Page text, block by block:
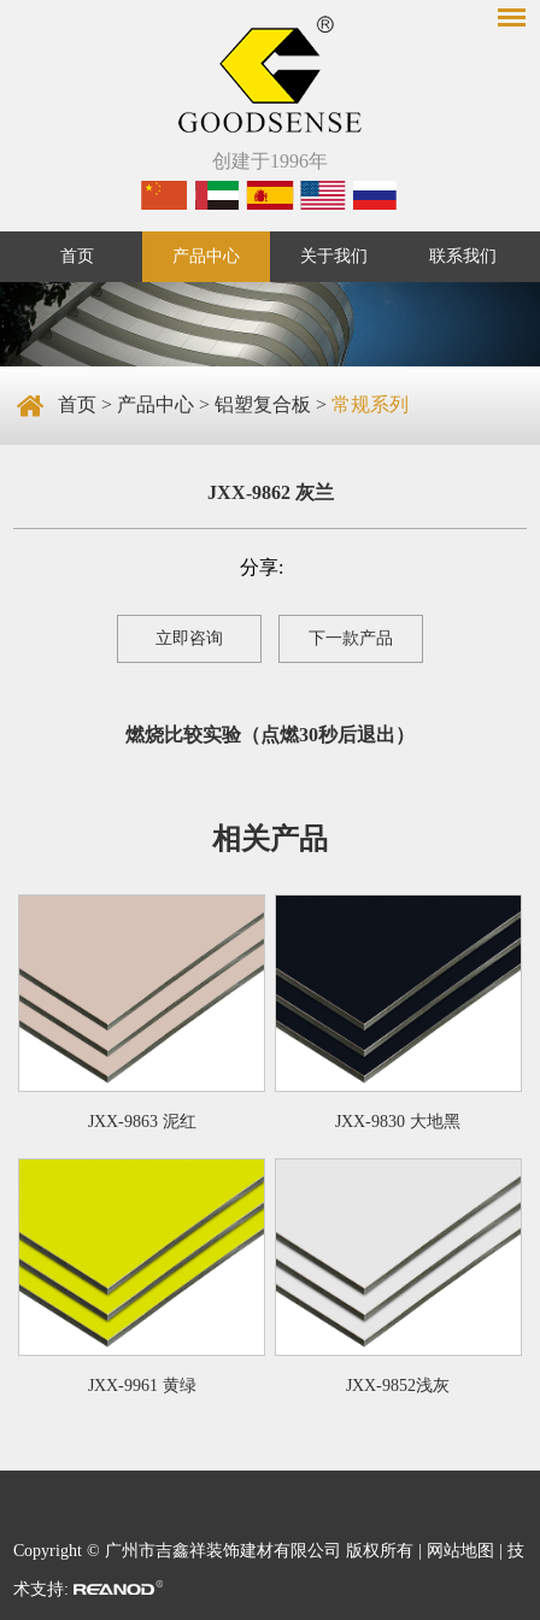
创建于1996年
首页 产品中心 关于我们 联系我们
首页 > 产品中心 >铝塑复合板 >常规系列
JXX-9862 灰兰
分享:
立即咨询 下一款产品
燃烧比较实验（点燃30秒后退出）
相关产品
JXX-9863 泥红 JXX-9830 大地黑
JXX-9961 黄绿 JXX-9852浅灰
Copyright © 广州市吉鑫祥装饰建材有限公司 版权所有 | 网站地图 | 技
术支持: